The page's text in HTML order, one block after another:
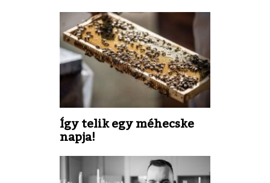
Így telik egy méhecske
napja!